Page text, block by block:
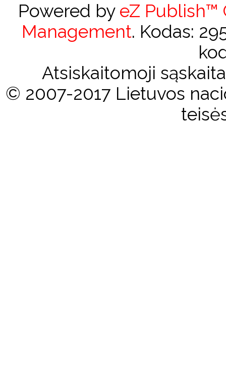
Powered by eZ Publish™
Management. Kodas:
Atsiskaitomoji
© 2007-2017 Lietuvos